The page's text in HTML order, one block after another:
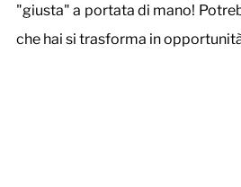
"giusta" a portata di mano!
che hai si trasforma in